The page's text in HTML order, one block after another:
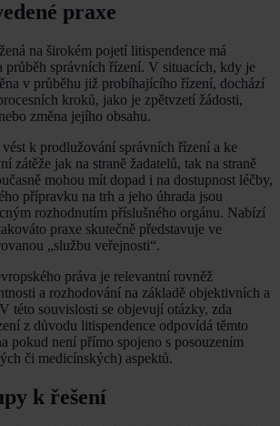
praxe
na širokém pojetí litispendence má
průběh správních řízení. V situacích, kdy je
v průběhu již probíhajícího řízení, dochází
kroků, jako je zpětvzetí žádosti,
změna jejího obsahu.
k prodlužování správních řízení a ke
zátěže jak na straně žadatelů, tak na straně
mohou mít dopad i na dostupnost léčby,
přípravku na trh a jeho úhrada jsou
rozhodnutím příslušného orgánu. Nabízí
praxe skutečně představuje ve
„službu veřejnosti“.
práva je relevantní rovněž
a rozhodování na základě objektivních a
této souvislosti se objevují otázky, zda
z důvodu litispendence odpovídá těmto
pokud není přímo spojeno s posouzením
či medicínských) aspektů.
k řešení